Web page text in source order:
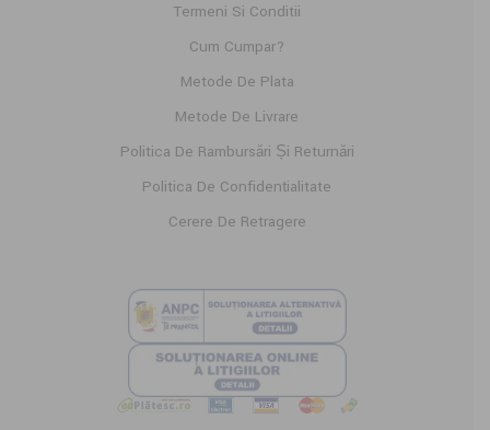
Termeni Si Conditii
Cum Cumpar?
Metode De Plata
Metode De Livrare
Politica De Rambursări Și Returnări
Politica De Confidențialitate
Cerere De Retragere